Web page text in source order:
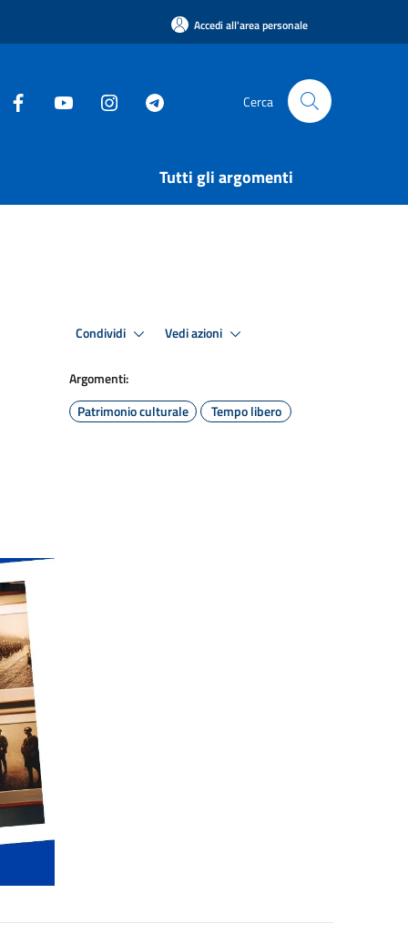
Accedi all'area personale
Cerca
Tutti gli argomenti
Condividi Vedi azioni
Argomenti:
Patrimonio culturale
Tempo libero